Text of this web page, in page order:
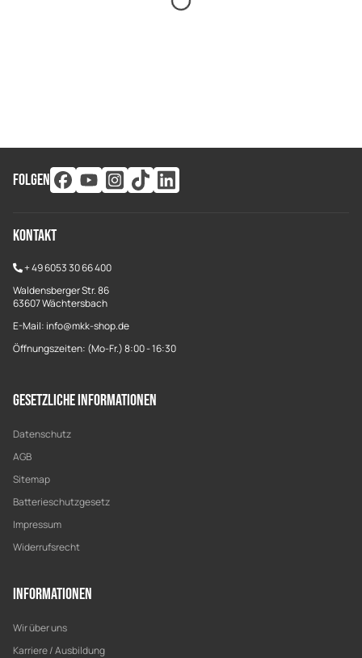
FOLGEN
Kontakt
+49 6053 30 66 400
Waldensberger Str. 86
63607 Wächtersbach
E-Mail: info@mkk-shop.de
Öffnungszeiten: (Mo-Fr.) 8:00 - 16:30
Gesetzliche Informationen
Datenschutz
AGB
Sitemap
Batterieschutzgesetz
Impressum
Widerrufsrecht
Informationen
Wir über uns
Karriere / Ausbildung